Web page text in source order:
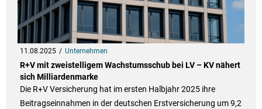
11.08.2025 Unternehmen
R+V mit zweistelligem Wachstumsschub bei LV – KV nähert
sich Milliardenmarke
Die R+V Versicherung hat im ersten Halbjahr 2025 ihre
Beitragseinnahmen in der deutschen Erstversicherung um 9,2